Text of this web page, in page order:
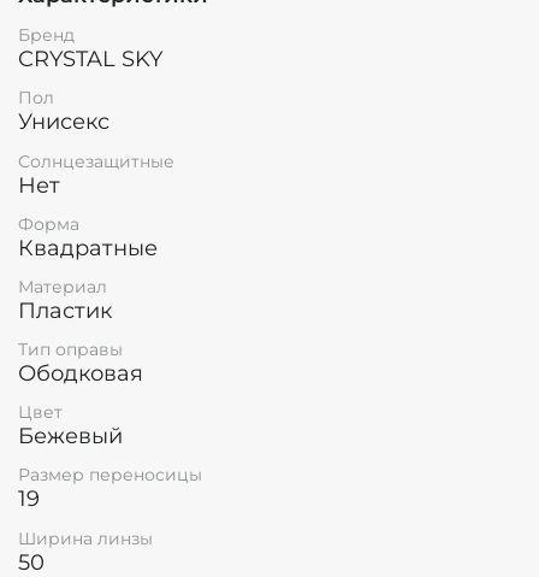
Бренд
CRYSTAL SKY
Пол
Унисекс
Солнцезащитные
Нет
Форма
Квадратные
Материал
Пластик
Тип оправы
Ободковая
Цвет
Бежевый
Размер переносицы
19
Ширина линзы
50